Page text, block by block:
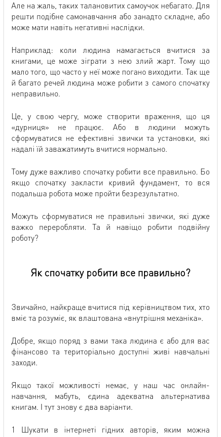
Але на жаль, таких талановитих самоучок небагато. Для
решти подібне самонавчання або занадто складне, або
може мати навіть негативні наслідки.
Наприклад: коли людина намагається вчитися за
книгами, це може зіграти з нею злий жарт. Тому що
мало того, що часто у неї може погано виходити. Так ще
й багато речей людина може робити з самого спочатку
неправильно.
Це, у свою чергу, може створити враження, що ця
«дурниця» не працює. Або в людини можуть
сформуватися не ефективні звички та установки, які
надалі їй заважатимуть вчитися нормально.
Тому дуже важливо спочатку робити все правильно. Бо
якщо спочатку закласти кривий фундамент, то вся
подальша робота може пройти безрезультатно.
Можуть сформуватися не правильні звички, які дуже
важко переробляти. Та й навіщо робити подвійну
роботу?
Як спочатку робити все правильно?
Звичайно, найкраще вчитися під керівництвом тих, хто
вміє та розуміє, як влаштована «внутрішня механіка».
Добре, якщо поряд з вами така людина є або для вас
фінансово та територіально доступні живі навчальні
заходи.
Якщо такої можливості немає, у наш час онлайн-
навчання, мабуть, єдина адекватна альтернатива
книгам. І тут знову є два варіанти.
1 Шукати в інтернеті гідних авторів, яким можна